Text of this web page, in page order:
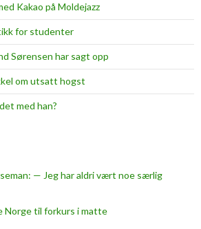
s
y
Kakao på Moldejazz
for studenter
Sørensen har sagt opp
om utsatt hogst
med han?
— Jeg har aldri vært noe særlig
Norge til forkurs i matte